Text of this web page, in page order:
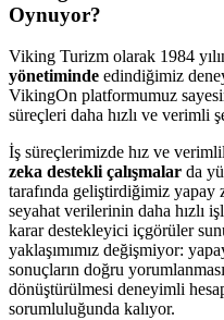
Oynuyor?
Viking Turizm olarak 1984
yönetiminde edindiğimiz
VikingOn platformumuz
süreçleri daha hızlı ve verimli
İş süreçlerimizde hız ve
zeka destekli çalışmalar da
tarafında geliştirdiğimiz yapay
seyahat verilerinin daha hızlı
karar destekleyici içgörüler
yaklaşımımız değişmiyor:
sonuçların doğru
dönüştürülmesi deneyimli
sorumluluğunda kalıyor.